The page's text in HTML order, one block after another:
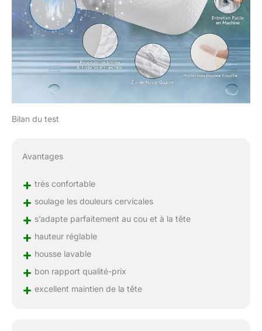
Bilan du test
Avantages
+ très confortable
+ soulage les douleurs cervicales
+ s’adapte parfaitement au cou et à la tête
+ hauteur réglable
+ housse lavable
+ bon rapport qualité-prix
+ excellent maintien de la tête